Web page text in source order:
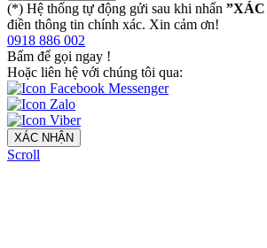
(*) Hệ thống tự động gửi sau khi nhấn
điền thông tin chính xác. Xin cảm ơn!
0918 886 002
Bấm để gọi ngay !
Hoặc liên hệ với chúng tôi qua:
XÁC NHẬN
Scroll